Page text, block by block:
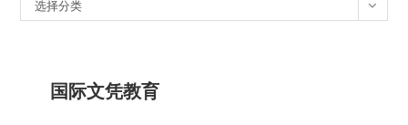
类
选择分类
国际文凭教育